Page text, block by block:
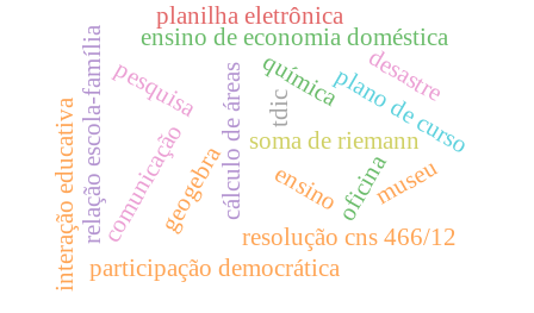
cálculo de áreas tdic
geogebra
soma de riemann
pesquisa
resolução cns 466/12
plano de curso
relação escola-famíliacomunicação
interação educativa ensino
ensino de economia doméstica
participação democrática
desastre
oficina
química
planilha eletrônica
museu